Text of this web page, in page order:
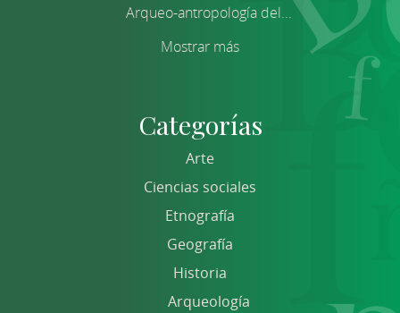
Arqueo-antropología del...
Mostrar más
Categorías
Arte
Ciencias sociales
Etnografía
Geografía
Historia
Arqueología